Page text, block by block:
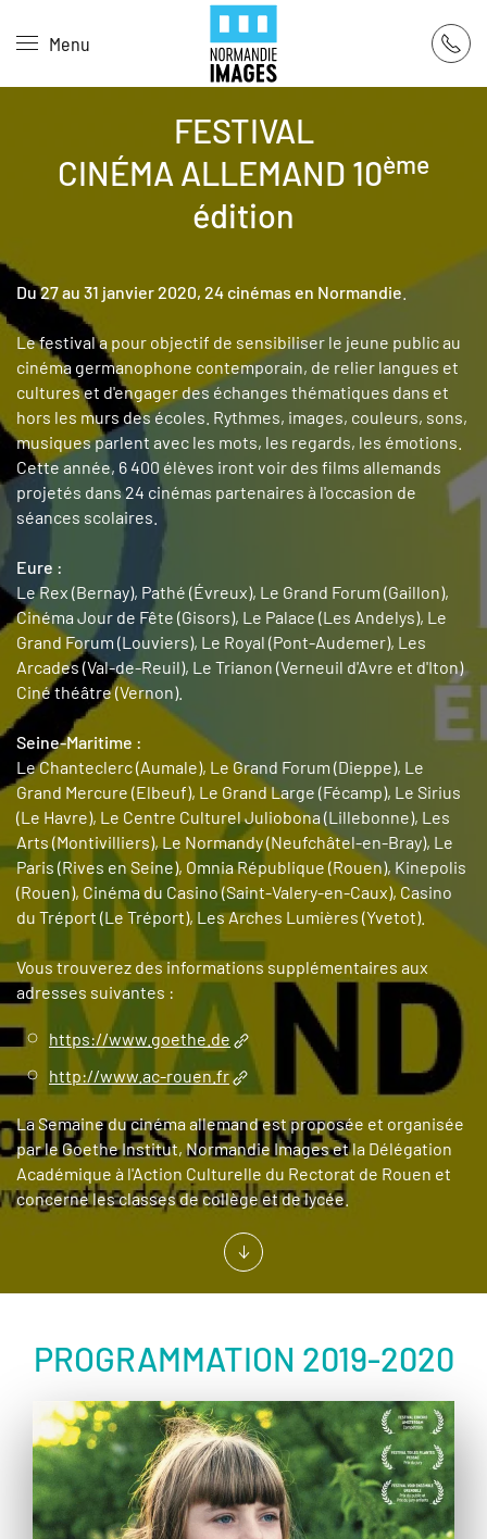
Skip to main content
Menu
FESTIVAL
CINÉMA ALLEMAND 10ème
édition
Du 27 au 31 janvier 2020, 24 cinémas en Normandie.
Le festival a pour objectif de sensibiliser le jeune public au
cinéma germanophone contemporain, de relier langues et
cultures et d'engager des échanges thématiques dans et
hors les murs des écoles. Rythmes, images, couleurs, sons,
musiques parlent avec les mots, les regards, les émotions.
Cette année, 6 400 élèves iront voir des films allemands
projetés dans 24 cinémas partenaires à l'occasion de
séances scolaires.
Eure :
Le Rex (Bernay), Pathé (Évreux), Le Grand Forum (Gaillon),
Cinéma Jour de Fête (Gisors), Le Palace (Les Andelys), Le
Grand Forum (Louviers), Le Royal (Pont-Audemer), Les
Arcades (Val-de-Reuil), Le Trianon (Verneuil d'Avre et d'Iton)
Ciné théâtre (Vernon).
Seine-Maritime :
Le Chanteclerc (Aumale), Le Grand Forum (Dieppe), Le
Grand Mercure (Elbeuf), Le Grand Large (Fécamp), Le Sirius
(Le Havre), Le Centre Culturel Juliobona (Lillebonne), Les
Arts (Montivilliers), Le Normandy (Neufchâtel-en-Bray), Le
Paris (Rives en Seine), Omnia République (Rouen), Kinepolis
(Rouen), Cinéma du Casino (Saint-Valery-en-Caux), Casino
du Tréport (Le Tréport), Les Arches Lumières (Yvetot).
Vous trouverez des informations supplémentaires aux
adresses suivantes :
https://www.goethe.de
http://www.ac-rouen.fr
La Semaine du cinéma allemand est proposée et organisée
par le Goethe Institut, Normandie Images et la Délégation
Académique à l'Action Culturelle du Rectorat de Rouen et
concerne les classes de collège et de lycée.
PROGRAMMATION 2019-2020
Panneau de gestion des cookies